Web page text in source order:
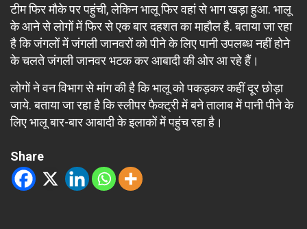
टीम फिर मौके पर पहुंची, लेकिन भालू फिर वहां से भाग खड़ा हुआ. भालू
के आने से लोगों में फिर से एक बार दहशत का माहौल है. बताया जा रहा
है कि जंगलों में जंगली जानवरों को पीने के लिए पानी उपलब्ध नहीं होने
के चलते जंगली जानवर भटक कर आबादी की ओर आ रहे हैं।
लोगों ने वन विभाग से मांग की है कि भालू को पकड़कर कहीं दूर छोड़ा
जाये. बताया जा रहा है कि स्लीपर फैक्ट्री में बने तालाब में पानी पीने के
लिए भालू बार-बार आबादी के इलाकों में पहुंच रहा है।
Share